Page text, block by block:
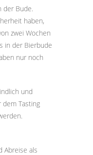
der Bude.
haben,
zwei Wochen
in der Bierbude
nur noch
und
dem Tasting
Abreise als